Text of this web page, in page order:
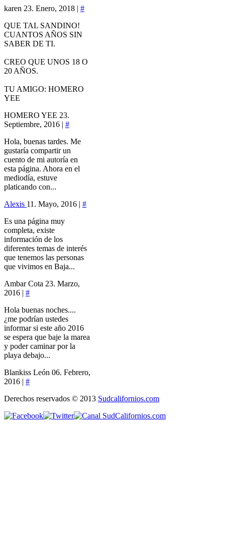
karen 23. Enero, 2018 | #
QUE TAL SANDINO!
CUANTOS AÑOS SIN
SABER DE TI.
CREO QUE UNOS 18 O
20 AÑOS.
TU AMIGO: HOMERO
YEE
HOMERO YEE 23.
Septiembre, 2016 | #
Hola, buenas tardes. Me
gustaría compartir un
cuento de mi autoría en
esta página. Ahora en el
mediodía, estuve
platicando con...
Alexis 11. Mayo, 2016 | #
Es una página muy
completa, existe
información de los
diferentes temas de interés
que tenemos las personas
que vivimos en Baja...
Ambar Cota 23. Marzo,
2016 | #
Hola buenas noches....
¿me podrían ustedes
informar si este año 2016
se espera que baje la marea
y poder caminar por la
playa debajo...
Blankiss León 06. Febrero,
2016 | #
Derechos reservados © 2013 Sudcalifornios.com